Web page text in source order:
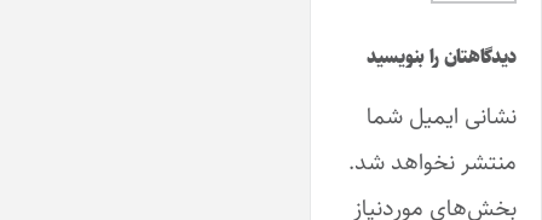
دیدگاهتان را بنویسید
نشانی ایمیل شما
منتشر نخواهد شد.
بخش‌های موردنیاز